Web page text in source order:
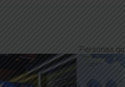
Personas